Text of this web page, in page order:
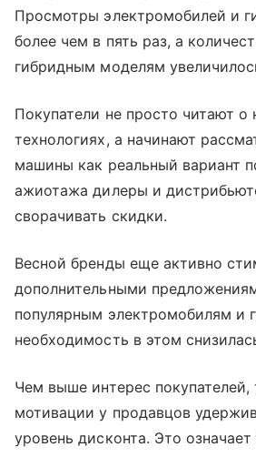
Просмотры электромобилей и
более чем в пять раз, а
гибридным моделям
Покупатели не просто читают о
технологиях, а начинают
машины как реальный вариант
ажиотажа дилеры и
сворачивать скидки.
Весной бренды еще активно
дополнительными
популярным электромобилям и
необходимость в этом
Чем выше интерес
мотивации у продавцов
уровень дисконта. Это